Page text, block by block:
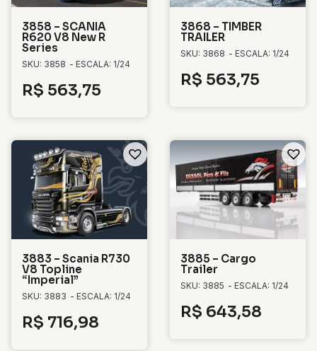
3858 – SCANIA
R620 V8 New R
Series
SKU: 3858 - ESCALA: 1/24
R$ 563,75
3868 – TIMBER
TRAILER
SKU: 3868 - ESCALA: 1/24
R$ 563,75
3883 – Scania R730
V8 Topline
“Imperial”
SKU: 3883 - ESCALA: 1/24
R$ 716,98
3885 – Cargo
Trailer
SKU: 3885 - ESCALA: 1/24
R$ 643,58